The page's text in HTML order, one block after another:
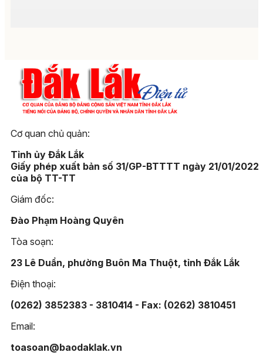
Cơ quan chủ quản:
Tỉnh ủy Đắk Lắk
Giấy phép xuất bản số 31/GP-BTTTT ngày 21/01/2022
của bộ TT-TT
Giám đốc:
Đào Phạm Hoàng Quyên
Tòa soạn:
23 Lê Duẩn, phường Buôn Ma Thuột, tỉnh Đắk Lắk
Điện thoại:
(0262) 3852383 - 3810414 - Fax: (0262) 3810451
Email:
toasoan@baodaklak.vn